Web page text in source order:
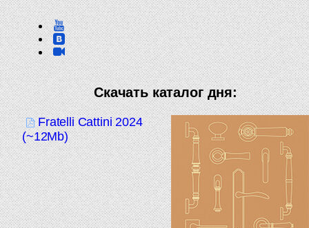
Скачать каталог дня:
Fratelli Cattini 2024
(~12Mb)